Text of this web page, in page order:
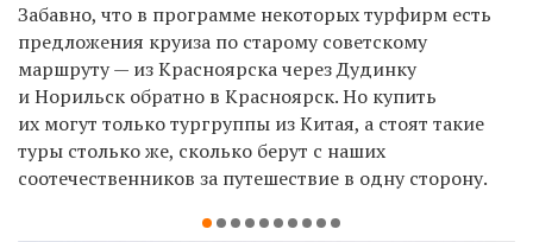
Забавно, что в программе некоторых турфирм есть
предложения круиза по старому советскому
маршруту — из Красноярска через Дудинку
и Норильск обратно в Красноярск. Но купить
их могут только тургруппы из Китая, а стоят такие
туры столько же, сколько берут с наших
соотечественников за путешествие в одну сторону.